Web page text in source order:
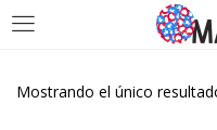
LOGIN
Mostrando el único